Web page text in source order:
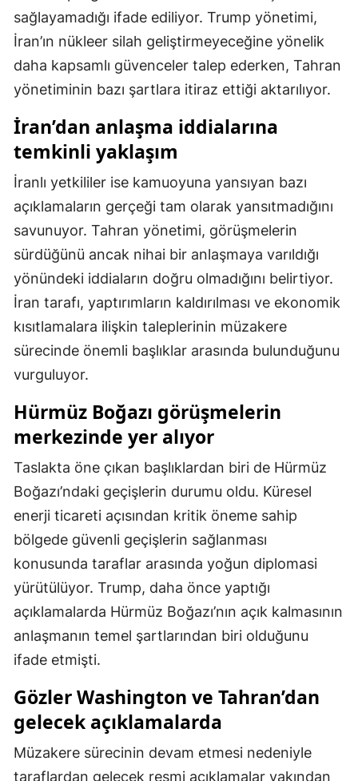
Malatya
Manisa
Kahramanmaraş
Mardin
Muğla
Muş
Nevşehir
Niğde
Ordu
Rize
Sakarya
Siirt
Sinop
Sivas
Tekirdağ
Tokat
Trabzon
Tunceli
Van
Yozgat
sağlayamadığı ifade ediliyor. Trump yönetimi,
İran’ın nükleer silah geliştirmeyeceğine yönelik
daha kapsamlı güvenceler talep ederken, Tahran
yönetiminin bazı şartlara itiraz ettiği aktarılıyor.
İran’dan anlaşma iddialarına
temkinli yaklaşım
İranlı yetkililer ise kamuoyuna yansıyan bazı
açıklamaların gerçeği tam olarak yansıtmadığını
savunuyor. Tahran yönetimi, görüşmelerin
sürdüğünü ancak nihai bir anlaşmaya varıldığı
yönündeki iddiaların doğru olmadığını belirtiyor.
İran tarafı, yaptırımların kaldırılması ve ekonomik
kısıtlamalara ilişkin taleplerinin müzakere
sürecinde önemli başlıklar arasında bulunduğunu
vurguluyor.
Hürmüz Boğazı görüşmelerin
merkezinde yer alıyor
Taslakta öne çıkan başlıklardan biri de Hürmüz
Boğazı’ndaki geçişlerin durumu oldu. Küresel
enerji ticareti açısından kritik öneme sahip
bölgede güvenli geçişlerin sağlanması
konusunda taraflar arasında yoğun diplomasi
yürütülüyor. Trump, daha önce yaptığı
açıklamalarda Hürmüz Boğazı’nın açık kalmasının
anlaşmanın temel şartlarından biri olduğunu
ifade etmişti.
Gözler Washington ve Tahran’dan
gelecek açıklamalarda
Müzakere sürecinin devam etmesi nedeniyle
taraflardan gelecek resmi açıklamalar yakından